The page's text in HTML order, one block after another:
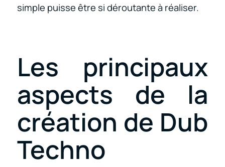
simple puisse être si déroutante à réaliser.
Les principaux
aspects de la
création de Dub
Techno